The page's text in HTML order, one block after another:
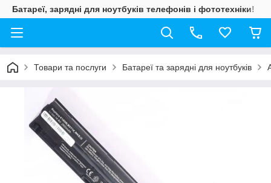
Батареї, зарядні для ноутбуків телефонів і фототехніки!
Товари та послуги Батареї та зарядні для ноутбуків